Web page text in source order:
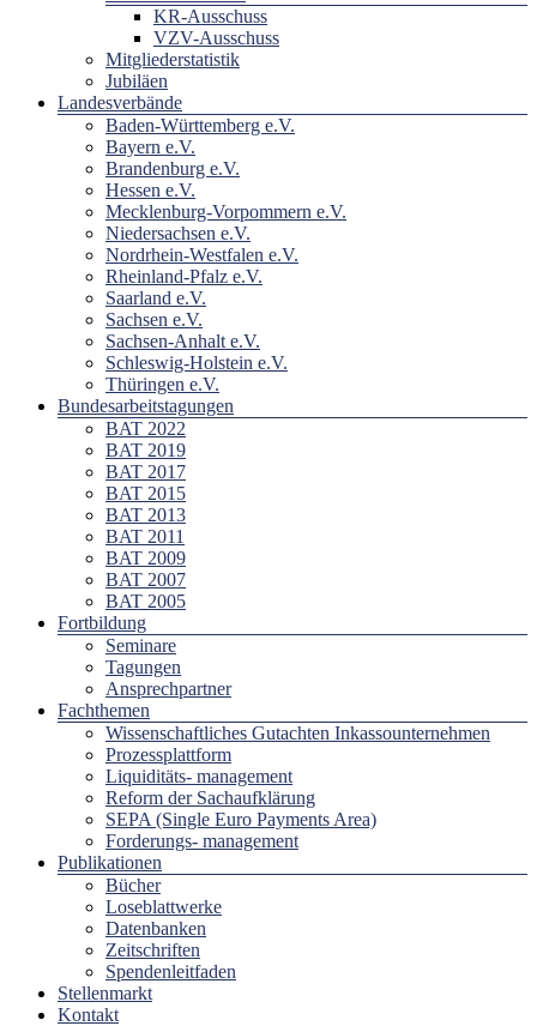
KR-Ausschuss
VZV-Ausschuss
Mitgliederstatistik
Jubiläen
Landesverbände
Baden-Württemberg e.V.
Bayern e.V.
Brandenburg e.V.
Hessen e.V.
Mecklenburg-Vorpommern e.V.
Niedersachsen e.V.
Nordrhein-Westfalen e.V.
Rheinland-Pfalz e.V.
Saarland e.V.
Sachsen e.V.
Sachsen-Anhalt e.V.
Schleswig-Holstein e.V.
Thüringen e.V.
Bundesarbeitstagungen
BAT 2022
BAT 2019
BAT 2017
BAT 2015
BAT 2013
BAT 2011
BAT 2009
BAT 2007
BAT 2005
Fortbildung
Seminare
Tagungen
Ansprechpartner
Fachthemen
Wissenschaftliches Gutachten Inkassounternehmen
Prozessplattform
Liquiditäts- management
Reform der Sachaufklärung
SEPA (Single Euro Payments Area)
Forderungs- management
Publikationen
Bücher
Loseblattwerke
Datenbanken
Zeitschriften
Spendenleitfaden
Stellenmarkt
Kontakt